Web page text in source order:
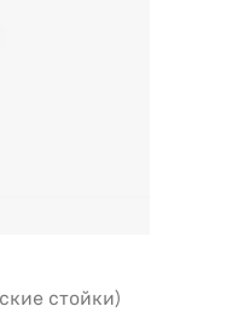
стойки)